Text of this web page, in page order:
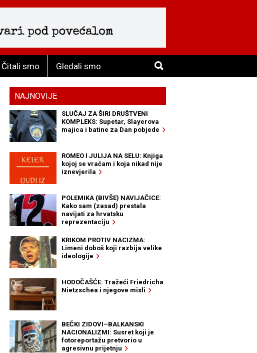
Čitali smo Gledali smo
NAJNOVIJE
SLUČAJ ZA ŠIRI DRUŠTVENI
KOMPLEKS: Supetar, Slayerova
majica i batine za Dan pobjede
ROMEO I JULIJA NA SELU: Knjiga
kojoj se vraćam i koja nikad nije
iznevjerila
POLEMIKA (BIVŠE) NAVIJAČICE:
Kako sam (zasad) prestala
navijati za hrvatsku
reprezentaciju
KRIKOM PROTIV NACIZMA:
Limeni doboš koji razbija velike
ideologije
HODOČAŠĆE: Tražeći Friedricha
Nietzschea i njegove misli
BEČKI ZIDOVI–BALKANSKI
NACIONALIZMI: Susret koji je
fotoreportažu pretvorio u
agresivnu prijetnju